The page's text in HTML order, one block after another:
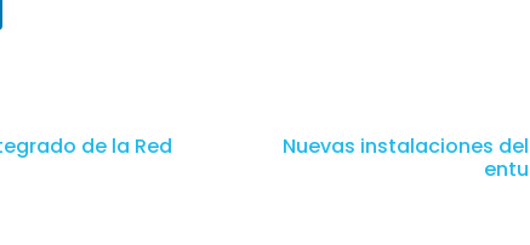
de la Red
Nuevas instalaciones